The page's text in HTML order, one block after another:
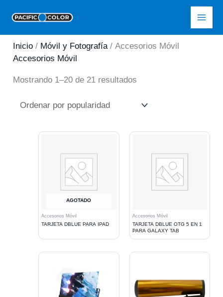
contenido
Inicio / Móvil y Fotografía/ Accesorios Móvil
Accesorios Móvil
Mostrando 1–20 de 21 resultados
popularidad
AGOTADO
Accesorios Móvil
TARJETA DBLUE PARA IPAD
Accesorios Móvil
TARJETA DBLUE OTG 5 EN 1
PARA GALAXY TAB